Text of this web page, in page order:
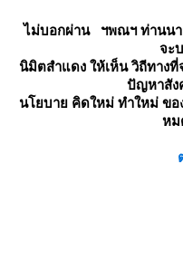
ไม่บอกผ่าน ฯพณฯ ท่านน
จะ
นิมิตสำแดง ให้เห็น วิถีทาง
ปัญหาสัง
นโยบาย คิดใหม่ ทำใหม่ ข
หม